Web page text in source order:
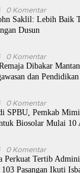
0 Komentar
Saklil: Lebih Baik
Dusun
0 Komentar
Dibakar
dan
0 Komentar
SPBU, Pemkab
Biosolar Mulai 10
0 Komentar
Perkuat Tertib
Pasangan Ikuti